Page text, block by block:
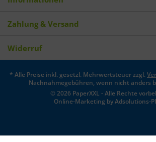
Zahlung & Versand
Widerruf
* Alle Preise inkl. gesetzl. Mehrwertsteuer zzgl.
Nachnahmegebühren, wenn nicht anders
© 2026 PaperXXL - Alle Rechte
Online-Marketing byAdsolutions-